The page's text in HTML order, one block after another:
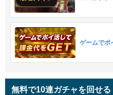
ゲームでポ
無料で10連ガチャを回せる